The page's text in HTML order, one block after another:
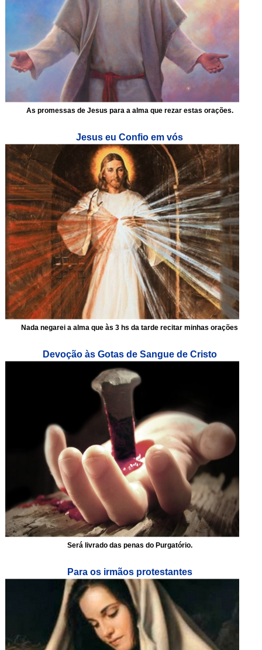
As promessas de Jesus para a alma que rezar estas orações.
Jesus eu Confio em vós
Nada negarei a alma que às 3 hs da tarde recitar minhas orações
Devoção às Gotas de Sangue de Cristo
Será livrado das penas do Purgatório.
Para os irmãos protestantes